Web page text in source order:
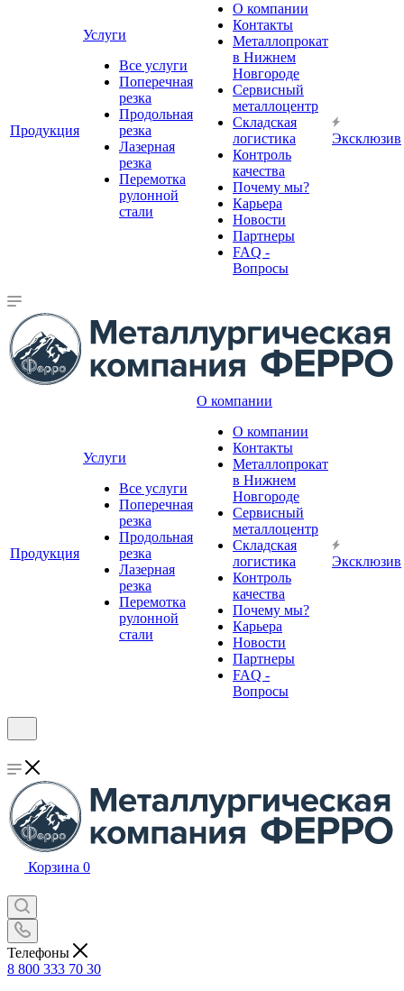
Продукция
Услуги
Все услуги
Поперечная
резка
Продольная
резка
Лазерная
резка
Перемотка
рулонной
стали
О компании
Контакты
Металлопрокат
в Нижнем
Новгороде
Сервисный
металлоцентр
Складская
логистика
Контроль
качества
Почему мы?
Карьера
Новости
Партнеры
FAQ -
Вопросы
Эксклюзив
Продукция
Услуги
Все услуги
Поперечная
резка
Продольная
резка
Лазерная
резка
Перемотка
рулонной
стали
О компании
О компании
Контакты
Металлопрокат
в Нижнем
Новгороде
Сервисный
металлоцентр
Складская
логистика
Контроль
качества
Почему мы?
Карьера
Новости
Партнеры
FAQ -
Вопросы
Эксклюзив
Корзина 0
Телефоны
8 800 333 70 30